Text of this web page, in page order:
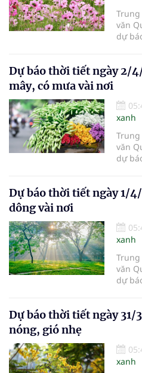
văn
dự
Dự báo thời tiết ngày 2/
mây, có mưa vài nơi
xanh
văn
dự
Dự báo thời tiết ngày 1/
dông vài nơi
xanh
văn
dự
Dự báo thời tiết ngày 31/
nóng, gió nhẹ
xanh